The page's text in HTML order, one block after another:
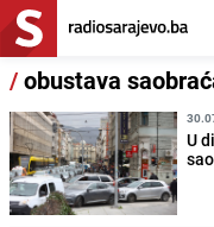
/obustava
U